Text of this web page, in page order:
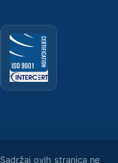
ovih stranica ne